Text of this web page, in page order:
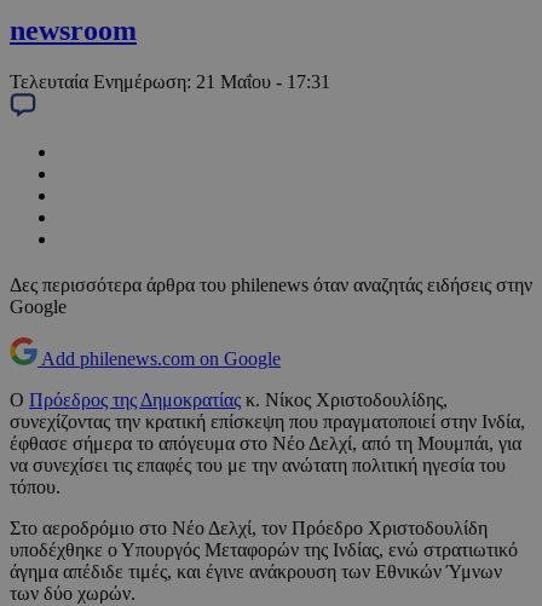
newsroom
Τελευταία Ενημέρωση: 21 Μαΐου - 17:31
Δες περισσότερα άρθρα του philenews όταν αναζητάς ειδήσεις στην
Google
Add philenews.com on Google
Ο Πρόεδρος της Δημοκρατίας κ. Νίκος Χριστοδουλίδης,
συνεχίζοντας την κρατική επίσκεψη που πραγματοποιεί στην Ινδία,
έφθασε σήμερα το απόγευμα στο Νέο Δελχί, από τη Μουμπάι, για
να συνεχίσει τις επαφές του με την ανώτατη πολιτική ηγεσία του
τόπου.
Στο αεροδρόμιο στο Νέο Δελχί, τον Πρόεδρο Χριστοδουλίδη
υποδέχθηκε ο Υπουργός Μεταφορών της Ινδίας, ενώ στρατιωτικό
άγημα απέδιδε τιμές, και έγινε ανάκρουση των Εθνικών Ύμνων
των δύο χωρών.